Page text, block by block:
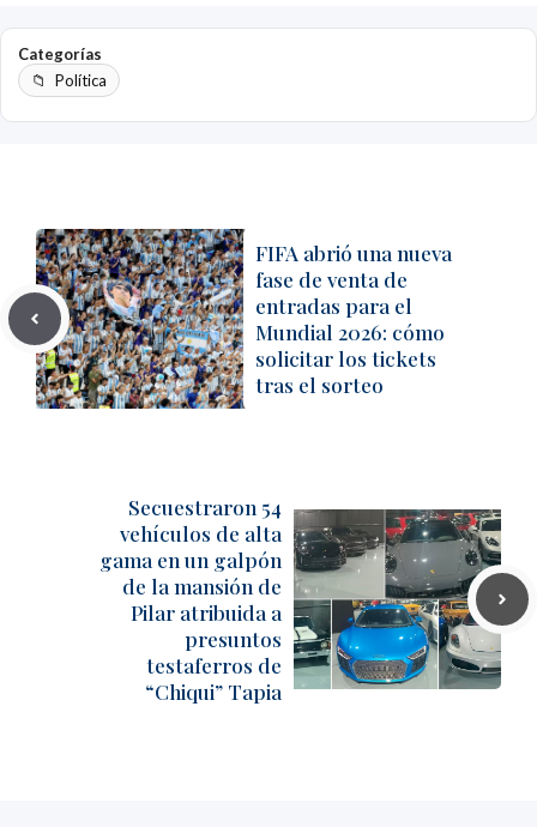
Categorías
Política
FIFA abrió una nueva
fase de venta de
entradas para el
Mundial 2026: cómo
solicitar los tickets
tras el sorteo
Secuestraron 54
vehículos de alta
gama en un galpón
de la mansión de
Pilar atribuida a
presuntos
testaferros de
“Chiqui” Tapia